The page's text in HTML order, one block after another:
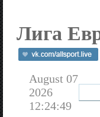
Лига
August 07
2026
12:24:49